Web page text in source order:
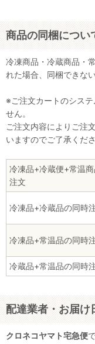
商品の同梱につい
冷凍商品・冷蔵商品・
れた場合、同梱できな
※ご注文カートのシス
せん。
ご注文内容によりご注
いますのでご了承くださ
冷凍品+冷蔵便+常温
注文
冷凍品+冷蔵品の同時
冷凍品+常温品の同時
冷蔵品+常温品の同時
配達業者・お届け
クロネコヤマト宅急便